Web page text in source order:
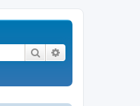
Rechercher